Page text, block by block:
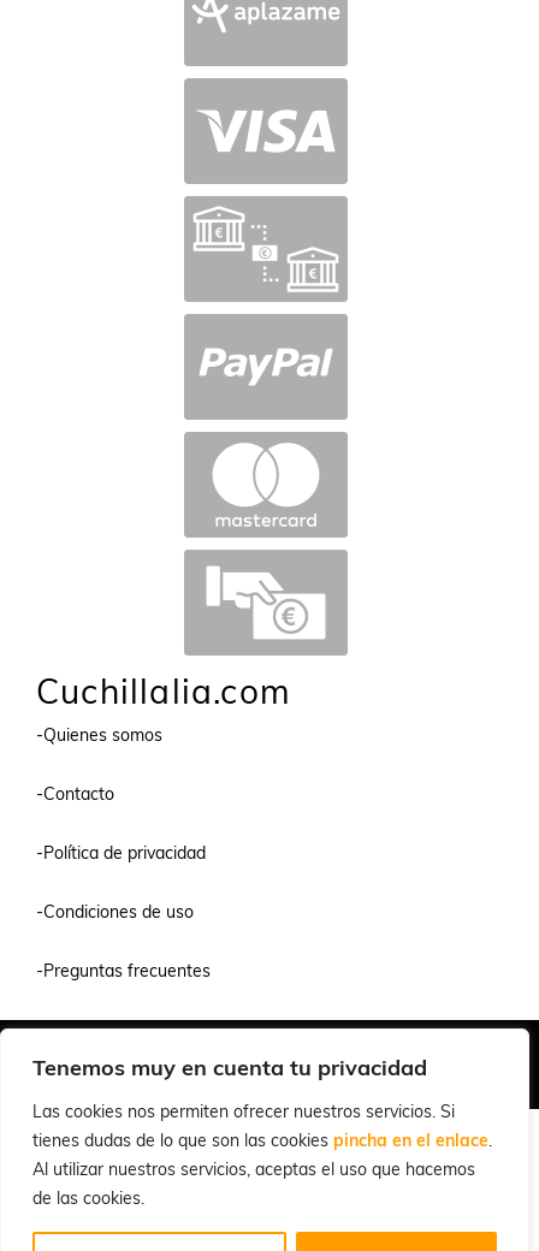
Tenemos muy en cuenta tu privacidad
Las cookies nos permiten ofrecer nuestros servicios. Si
tienes dudas de lo que son las cookies pincha en el enlace.
Al utilizar nuestros servicios, aceptas el uso que hacemos
de las cookies.
Cuchillalia.com
-Quienes somos
-Contacto
-Política de privacidad
-Condiciones de uso
-Preguntas frecuentes
© 2026 Cuchillalia.com